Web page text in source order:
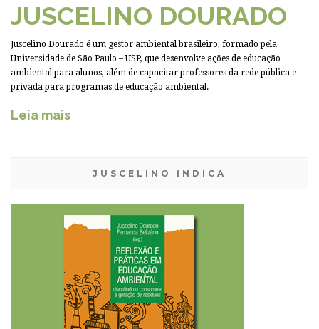
JUSCELINO DOURADO
Juscelino Dourado é um gestor ambiental brasileiro, formado pela
Universidade de São Paulo – USP, que desenvolve ações de educação
ambiental para alunos, além de capacitar professores da rede pública e
privada para programas de educação ambiental.
Leia mais
JUSCELINO INDICA